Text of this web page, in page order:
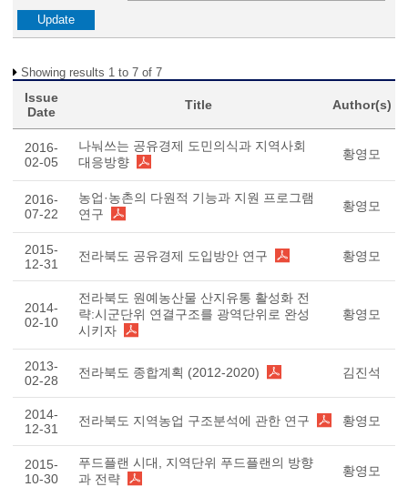
Showing results 1 to 7 of 7
Issue
Date
Title Author(s)
2016-
02-05
나눠쓰는 공유경제 도민의식과 지역사회
대응방향
황영모
2016-
07-22
농업·농촌의 다원적 기능과 지원 프로그램
연구
황영모
2015-
12-31
전라북도 공유경제 도입방안 연구 황영모
2014-
02-10
전라북도 원예농산물 산지유통 활성화 전
략:시군단위 연결구조를 광역단위로 완성
시키자
황영모
2013-
02-28
전라북도 종합계획 (2012-2020) 김진석
2014-
12-31
전라북도 지역농업 구조분석에 관한 연구 황영모
2015-
10-30
푸드플랜 시대, 지역단위 푸드플랜의 방향
과 전략
황영모